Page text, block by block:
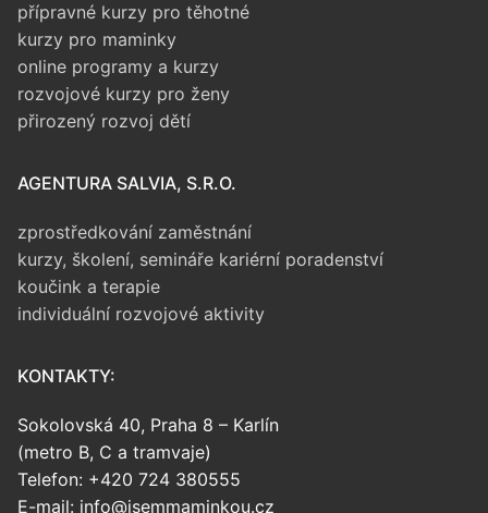
přípravné kurzy pro těhotné
kurzy pro maminky
online programy a kurzy
rozvojové kurzy pro ženy
přirozený rozvoj dětí
AGENTURA SALVIA, S.R.O.
zprostředkování zaměstnání
kurzy, školení, semináře kariérní poradenství
koučink a terapie
individuální rozvojové aktivity
KONTAKTY:
Sokolovská 40, Praha 8 – Karlín
(metro B, C a tramvaje)
Telefon: +420 724 380555
E-mail: info@jsemmaminkou.cz